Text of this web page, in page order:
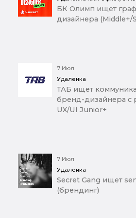
БК Олимп ищет
дизайнера (Middle+/
7 Июл
Удаленка
ТАБ ищет
бренд-дизайнера с
UX/UI Junior+
7 Июл
Удаленка
Secret Gang ищет
(брендинг)